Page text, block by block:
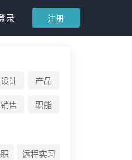
录 注册
设计
产品
销售 职能
远程实习